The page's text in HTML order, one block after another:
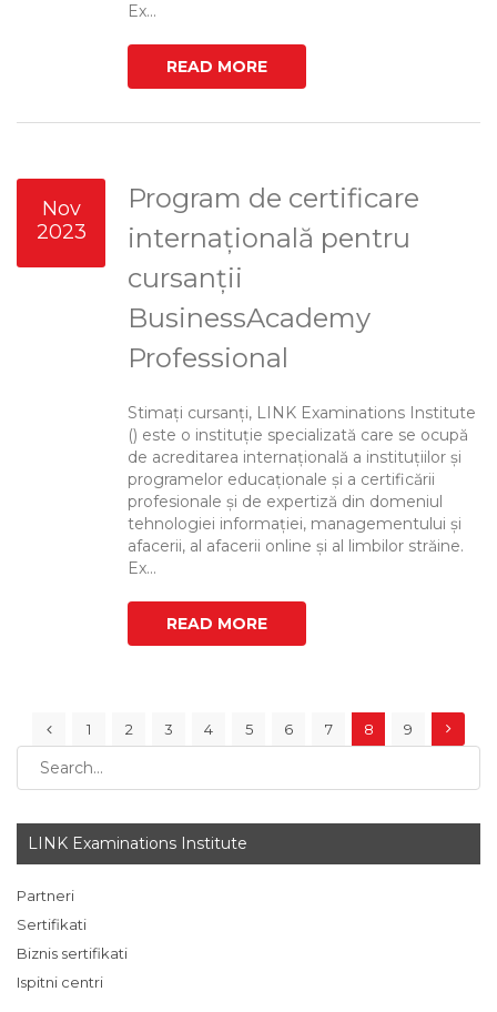
Ex...
READ MORE
Nov
2023
Program de certificare
internațională pentru
cursanții
BusinessAcademy
Professional
Stimați cursanți, LINK Examinations Institute
() este o instituție specializată care se ocupă
de acreditarea internațională a instituțiilor și
programelor educaționale și a certificării
profesionale și de expertiză din domeniul
tehnologiei informației, managementului și
afacerii, al afacerii online și al limbilor străine.
Ex...
READ MORE
1 2 3 4 5 6 7 8 9
LINK Examinations Institute
Partneri
Sertifikati
Biznis sertifikati
Ispitni centri